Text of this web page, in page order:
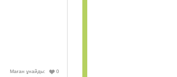
0
Маған ұнайды: